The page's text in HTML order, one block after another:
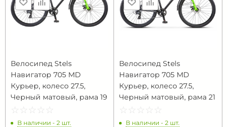
Велосипед Stels
Навигатор 705 MD
Курьер, колесо 27.5,
Черный матовый, рама 19
☆ ☆ ☆ ☆ ☆
★ ★ ★ ★ ★
В наличии - 2 шт.
Велосипед Stels
Навигатор 705 MD
Курьер, колесо 27.5,
Черный матовый, рама 21
☆ ☆ ☆ ☆ ☆
★ ★ ★ ★ ★
В наличии - 2 шт.